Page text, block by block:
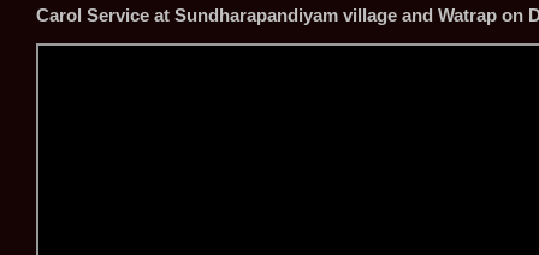
Carol Service at Sundharapandiyam village and Watrap on